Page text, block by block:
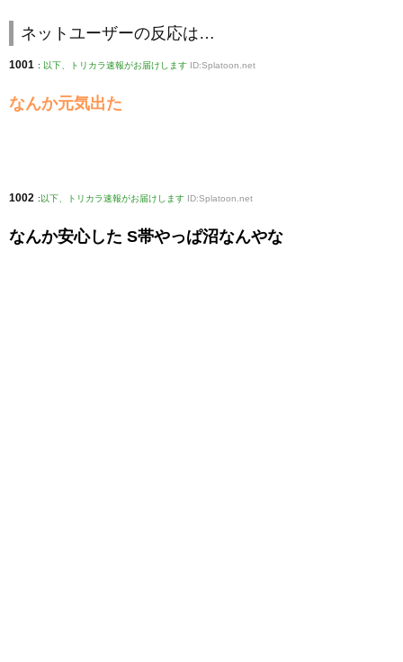
ネットユーザーの反応は…
1001 : 以下、トリカラ速報がお届けします ID:Splatoon.net
なんか元気出た
1002 : 以下、トリカラ速報がお届けします ID:Splatoon.net
なんか安心した S帯やっぱ沼なんやな